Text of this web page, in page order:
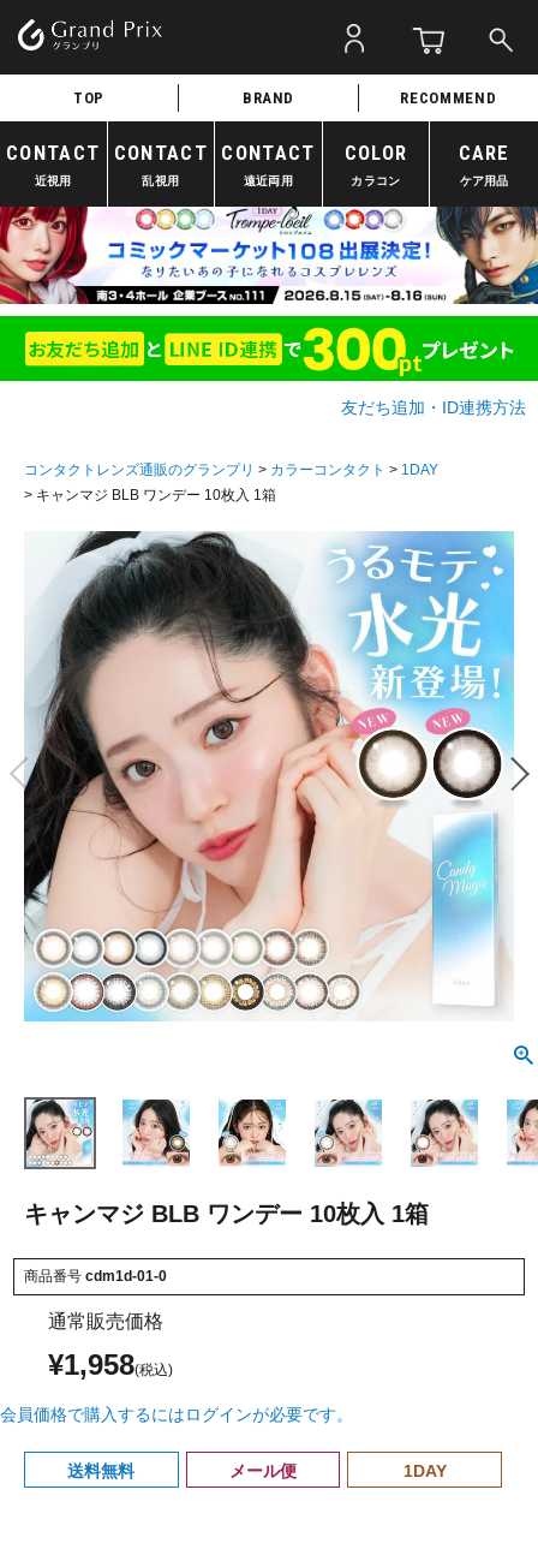
TOP BRAND RECOMMEND
CONTACT
近視用
CONTACT
乱視用
CONTACT
遠近両用
COLOR
カラコン
CARE
ケア用品
友だち追加・ID連携方法
コンタクトレンズ通販のグランプリ カラーコンタクト
1DAY
キャンマジ BLB ワンデー 10枚入 1箱
キャンマジ BLB ワンデー 10枚入 1箱
商品番号 cdm1d-01-0
通常販売価格
¥1,958
会員価格で購入するにはログインが必要です。
送料無料 メール便 1DAY